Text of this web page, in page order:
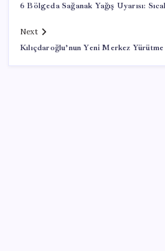
6 Bölgeda Sağanak Yağış Uyarısı:
Next
Kılıçdaroğlu’nun Yeni Merkez